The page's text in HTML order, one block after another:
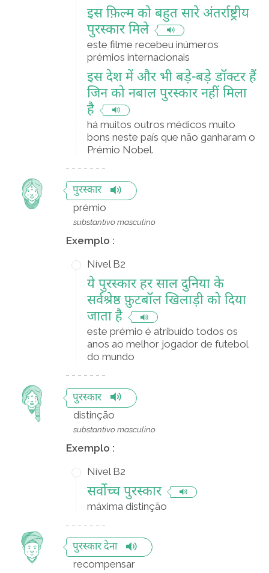
इस फ़िल्म को बहुत सारे अंतर्राष्ट्रीय
पुरस्कार मिले
este filme recebeu inúmeros
prémios internacionais
इस देश में और भी बड़े-बड़े डॉक्टर हैं
जिन को नबाल पुरस्कार नहीं मिला
है
há muitos outros médicos muito
bons neste país que não ganharam o
Prémio Nobel.
पुरस्कार
prémio
substantivo masculino
Exemplo :
Nível B2
ये पुरस्कार हर साल दुनिया के
सर्वश्रेष्ठ फ़ुटबॉल खिलाड़ी को दिया
जाता है
este prémio é atribuído todos os
anos ao melhor jogador de futebol
do mundo
पुरस्कार
distinção
substantivo masculino
Exemplo :
Nível B2
सर्वोच्च पुरस्कार
máxima distinção
पुरस्कार देना
recompensar